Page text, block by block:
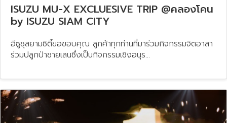
ISUZU MU-X EXCLUESIVE TRIP @คลองโคน
by ISUZU SIAM CITY
อีซูซุสยามซิตี้ขอขอบคุณ ลูกค้าทุกท่านที่มาร่วมกิจกรรมจิตอาสา
ร่วมปลูกป่าชายเลนซึ่งเป็นกิจกรรมเชิงอนุร...